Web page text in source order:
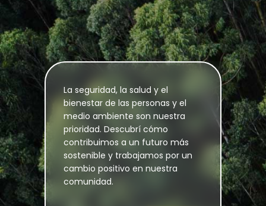
La seguridad, la salud y el
bienestar de las personas y el
medio ambiente son nuestra
prioridad. Descubrí cómo
contribuimos a un futuro más
sostenible y trabajamos por un
cambio positivo en nuestra
comunidad.